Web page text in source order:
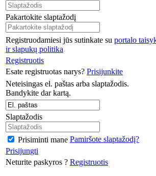
Pakartokite slaptažodį
Registruodamiesi jūs sutinkate su portalo
ir slapukų politika
Registruotis
Esate registruotas narys? Prisijunkite
Neteisingas el. paštas arba slaptažodis.
Bandykite dar kartą.
Slaptažodis
Prisiminti mane Pamiršote slaptažodį?
Prisijungti
Neturite paskyros ? Registruotis